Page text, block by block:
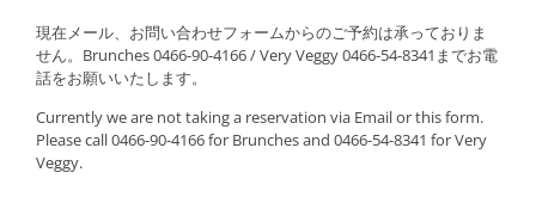
現在メール、お問い合わせフォームからのご予約は承っておりま
せん。Brunches 0466-90-4166 / Very Veggy 0466-54-8341までお電
話をお願いいたします。
Currently we are not taking a reservation via Email or this form.
Please call 0466-90-4166 for Brunches and 0466-54-8341 for Very
Veggy.